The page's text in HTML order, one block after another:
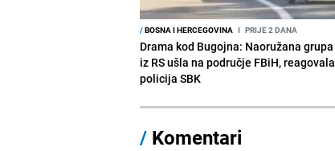
/BOSNA I HERCEGOVINA I PRIJE 2 DANA
Drama kod Bugojna: Naoružana grupa
iz RS ušla na područje FBiH, reagovala
policija SBK
/ Komentari